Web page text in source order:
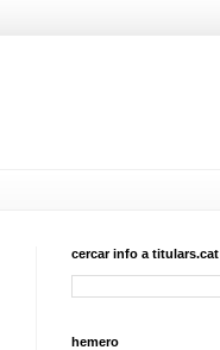
cercar info a titulars.cat
hemero